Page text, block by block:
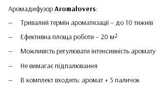
АромадифузорAromalovers:
Тривалий термін ароматизації – до 10 тижнів
Ефективна площа роботи – 20 м²
Можливість регулювати інтенсивність аромату
Не вимагає підпалювання
В комплект входить: аромат + 5 паличок